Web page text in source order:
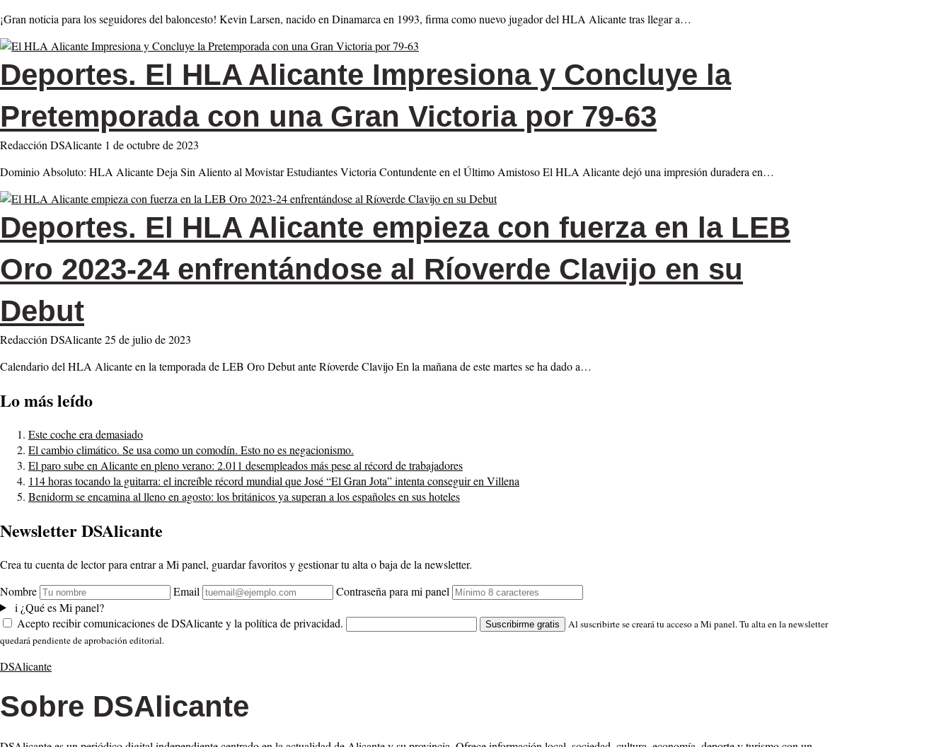
¡Gran noticia para los seguidores del baloncesto! Kevin Larsen, nacido en Dinamarca en 1993, firma como nuevo jugador del HLA Alicante tras llegar a…
Deportes. El HLA Alicante Impresiona y Concluye la
Pretemporada con una Gran Victoria por 79-63
Redacción DSAlicante 1 de octubre de 2023
Dominio Absoluto: HLA Alicante Deja Sin Aliento al Movistar Estudiantes Victoria Contundente en el Último Amistoso El HLA Alicante dejó una impresión duradera en…
Deportes. El HLA Alicante empieza con fuerza en la LEB
Oro 2023-24 enfrentándose al Ríoverde Clavijo en su
Debut
Redacción DSAlicante25 de julio de 2023
Calendario del HLA Alicante en la temporada de LEB Oro Debut ante Ríoverde Clavijo En la mañana de este martes se ha dado a…
Lo más leído
Este coche era demasiado
El cambio climático. Se usa como un comodín. Esto no es negacionismo.
El paro sube en Alicante en pleno verano: 2.011 desempleados más pese al récord de trabajadores
114 horas tocando la guitarra: el increíble récord mundial que José “El Gran Jota” intenta conseguir en Villena
Benidorm se encamina al lleno en agosto: los británicos ya superan a los españoles en sus hoteles
Newsletter DSAlicante
Crea tu cuenta de lector para entrar a Mi panel, guardar favoritos y gestionar tu alta o baja de la newsletter.
Nombre
Email
Contraseña para mi panel
i ¿Qué es Mi panel?
Acepto recibir comunicaciones de DSAlicante y la política de privacidad.
Suscribirme gratis
Al suscribirte se creará tu acceso a Mi panel. Tu alta en la newsletter
quedará pendiente de aprobación editorial.
DSAlicante
Sobre DSAlicante